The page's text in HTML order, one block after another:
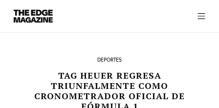
RECENT ARTICLES
The
Edge
Magazine
DEPORTES
TAG HEUER REGRESA
TRIUNFALMENTE COMO
CRONOMETRADOR OFICIAL DE